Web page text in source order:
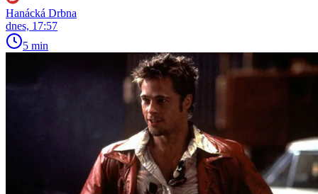
Hanácká Drbna
dnes, 17:57
5 min